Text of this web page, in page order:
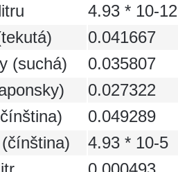
4.93 * 10-12
0.041667
(suchá)
0.035807
0.027322
0.049289
4.93 * 10-5